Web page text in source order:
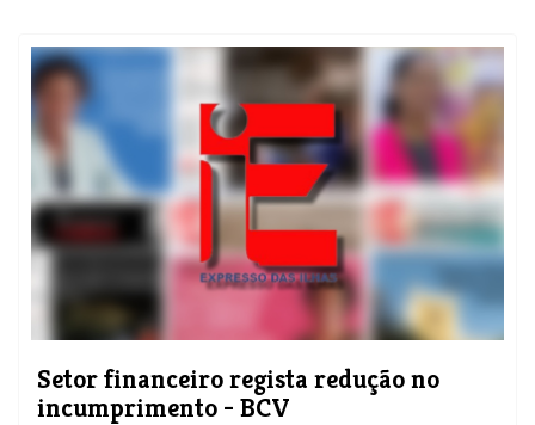
Setor financeiro regista redução no
incumprimento - BCV